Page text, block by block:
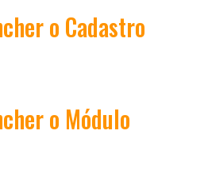
o Cadastro
o Módulo